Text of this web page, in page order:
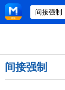
间接强制